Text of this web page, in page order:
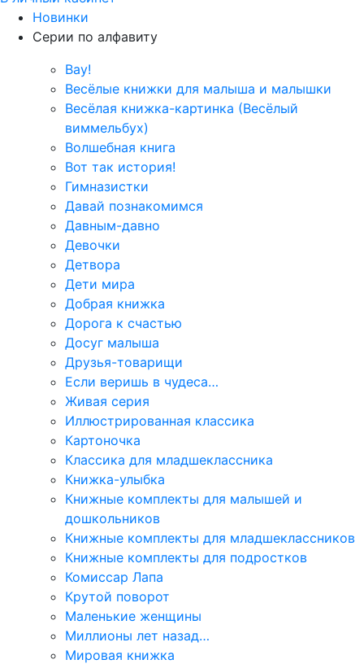
Новинки
Серии по алфавиту
Вау!
Весёлые книжки для малыша и малышки
Весёлая книжка-картинка (Весёлый
виммельбух)
Волшебная книга
Вот так история!
Гимназистки
Давай познакомимся
Давным-давно
Девочки
Детвора
Дети мира
Добрая книжка
Дорога к счастью
Досуг малыша
Друзья-товарищи
Если веришь в чудеса…
Живая серия
Иллюстрированная классика
Картоночка
Классика для младшеклассника
Книжка-улыбка
Книжные комплекты для малышей и
дошкольников
Книжные комплекты для младшеклассников
Книжные комплекты для подростков
Комиссар Лапа
Крутой поворот
Маленькие женщины
Миллионы лет назад…
Мировая книжка